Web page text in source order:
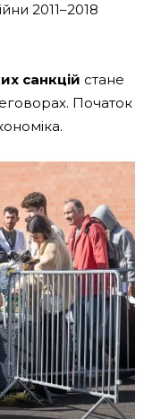
2011–2018
санкцій стане
Початок